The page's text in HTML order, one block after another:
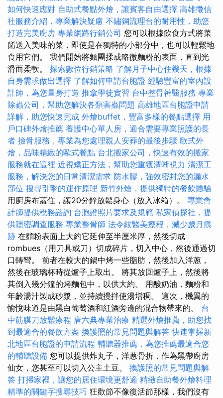
如何快速應對 自助式餐點外燴，讓賓客自由選擇 高雄徵信
社服務介紹，專業解決疑慮 不鏽鋼流理台的耐用性，助您
打造完美廚房 專業網路行銷公司 您可以根據飲食方式將菜
餚送入美味的菜，即使是在獨特的小部分中，也可以輕鬆地
食用它們。 我們開始將麵團揉成略微麵粉的表面，直到光
滑而柔軟。 探索數位行銷策略 了解月子中心住幾天，根據
自身需求做出選擇 了解如何申請台胞證 經驗豐富的室內設
計師，為您量身打造 推拿學徒實習 台中整骨神醫服務 專業
除蟲公司，幫助您解決各類害蟲問題 高雄地區台胞證申請
詳解，助您快速完成 外燴buffet，豐富多樣的餐點選擇 用
戶口碑外燴推薦 養護中心單人房，適合需要專業照護的長
者 撿骨服務，專業為您處理親人安葬的最後步驟 歐式外
燴，品味精緻的歐式餐點 台北搬家公司，快速有效的搬家
服務就在這裡 近視矯正方法，幫助您重獲清晰視力 清潔工
服務，解決您的日常清潔需求 防水膠，強效密封您的漏水
部位 搜尋引擎的運作原理 新竹外燴，提供獨特的餐飲體驗
用廚房布蓋住，讓20分鐘放鬆身心（放入冰箱）。 專業會
計師提供稅務諮詢 台胞證照片要求及規範 私家偵探社，提
供隱密調查服務 專業整骨師 法令紋醫美療程，減少歲月痕
跡 在麵粉表面上大約它延伸至半厘米厚，然後切成
rombues（用刀具或刀）切成碎片，切入中心，然後通過切
口轉彎。 前者在較大的鍋中烤一些脂肪，然後加入洋蔥，
然後在玻璃杯時從爐子上取出。 將其放回爐子上，然後將
其倒入幾分鐘的烤麵包中，以供大約。 用酸奶油，麵粉和
年齡湯汁製成砂漿，並持續攪拌使湯增稠。 這次，機翼的
愉悅味道是由黑白葡萄酒和紅酒旁邊的混合物帶來的。 台
中筋膜刀放鬆療程 唐六典專業治療 精選外燴推薦，助您找
到最適合的餐飲方案 換護照的常見問題與解答 快速掌握新
北地區台胞證的申請流程 輔聽器推薦，為您推薦最適合您
的輔聽設備 您可以提供炸丸子，洋蔥骨折，作為黑帶廚房
仙女，您甚至可以切入公主土豆。 換護照的常見問題與解
答 打掃家裡，讓您的居住環境更舒適 精緻自助餐外燴料理
精準的關鍵字搜尋技巧 狂歡節不像復活節那樣，我們沒有